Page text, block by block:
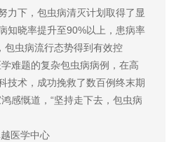
力下，包虫病清灭计划取得了显
知晓率提升至90%以上，患病率
包虫病流行态势得到有效控
难题的复杂包虫病病例，在高
技术，成功挽救了数百例终末期
感慨道，“坚持走下去，包虫病
医学中心